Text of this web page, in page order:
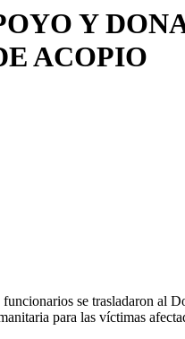
Y
ACOPIO
se trasladaron al
para las víctimas